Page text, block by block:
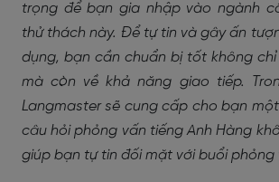
trọng để bạn gia nhập vào ngành
thử thách này. Để tự tin và gây ấn
dụng, bạn cần chuẩn bị tốt không chỉ
mà còn về khả năng giao tiếp.
Langmaster sẽ cung cấp cho bạn
câu hỏi phỏng vấn tiếng Anh Hàng
giúp bạn tự tin đối mặt với buổi phỏng